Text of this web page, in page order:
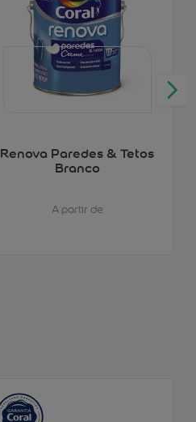
Renova Paredes & Tetos
Branco
A partir de